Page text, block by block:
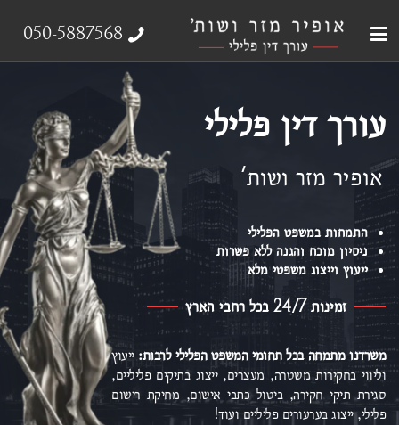
050-5887568
עורך דין פלילי
אופיר מזר ושות'
התמחות במשפט הפלילי
ניסיון מוכח והגנה ללא פשרות
ייעוץ וייצוג משפטי מלא
זמינות 24/7 בכל רחבי הארץ
משרדנו מתמחה בכל תחומי המשפט הפלילילרבות:ייעוץ
וליווי בחקירות משטרה, מעצרים, ייצוג בתיקים פליליים,
סגירת תיקי חקירה, ביטול כתבי אישום, מחיקת רישום
פלילי, ייצוג בערעורים פליליים ועוד!